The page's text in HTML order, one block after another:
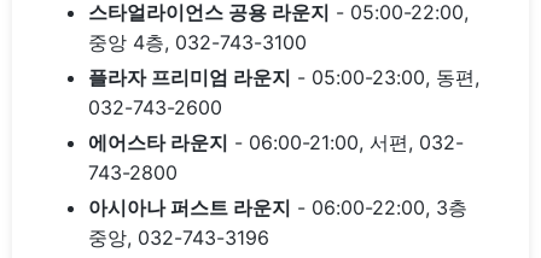
스타얼라이언스 공용 라운지 - 05:00-22:00,
중앙 4층, 032-743-3100
플라자 프리미엄 라운지 - 05:00-23:00, 동편,
032-743-2600
에어스타 라운지 - 06:00-21:00, 서편, 032-
743-2800
아시아나 퍼스트 라운지 - 06:00-22:00, 3층
중앙, 032-743-3196